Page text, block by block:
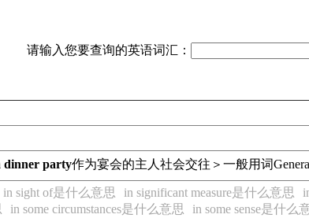
请输入您要查询的英语词汇：
dinner party作为宴会的主人 社会交往＞一般用词
in sight of是什么意思 in significant measure是什么意思
in some circumstances是什么意思 in some sense是什么